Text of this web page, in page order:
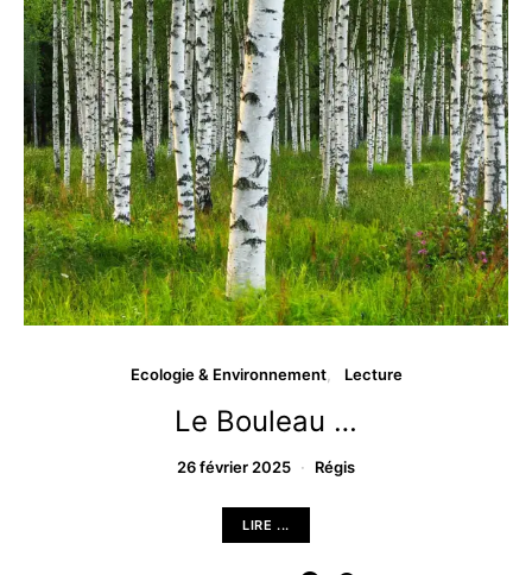
Ecologie & Environnement Lecture
Le Bouleau …
26 février 2025 Régis
LIRE ...